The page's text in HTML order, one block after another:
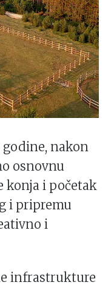
godine, nakon
osnovnu
i početak
i pripremu
i
infrastrukture